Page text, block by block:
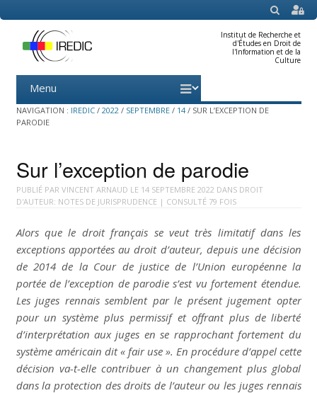
SEARCH
Institut de Recherche et
d'Études en Droit de
l'Information et de la
Culture
Menu
content
NAVIGATION : IREDIC / 2022 / SEPTEMBRE / 14 / SUR L’EXCEPTION DE
PARODIE
Sur l’exception de parodie
PUBLIÉ PAR VINCENT ARNAUD LE 14 SEPTEMBRE 2022 DANS DROIT
D'AUTEUR: NOTES DE JURISPRUDENCE | CONSULTÉ 79 FOIS
Alors que le droit français se veut très limitatif dans les
exceptions apportées au droit d’auteur, depuis une décision
de 2014 de la Cour de justice de l’Union européenne la
portée de l’exception de parodie s’est vu fortement étendue.
Les juges rennais semblent par le présent jugement opter
pour un système plus permissif et offrant plus de liberté
d’interprétation aux juges en se rapprochant fortement du
système américain dit « fair use ». En procédure d’appel cette
décision va-t-elle contribuer à un changement plus global
dans la protection des droits de l’auteur ou les juges rennais